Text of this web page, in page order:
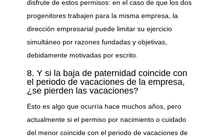
disfrute de estos permisos: en el caso de que los dos
progenitores trabajen para la misma empresa, la
dirección empresarial puede limitar su ejercicio
simultáneo por razones fundadas y objetivas,
debidamente motivadas por escrito.
8. Y si la baja de paternidad coincide con
el periodo de vacaciones de la empresa,
¿se pierden las vacaciones?
Esto es algo que ocurría hace muchos años, pero
actualmente si el permiso por nacimiento o cuidado
del menor coincide con el periodo de vacaciones de